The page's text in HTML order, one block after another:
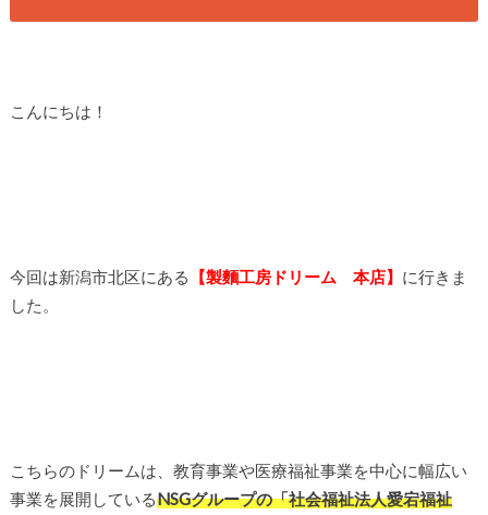
こんにちは！
今回は新潟市北区にある 【製麵工房ドリーム 本店】 に行きま
した。
こちらのドリームは、教育事業や医療福祉事業を中心に幅広い
事業を展開しているNSGグループの「社会福祉法人愛宕福祉